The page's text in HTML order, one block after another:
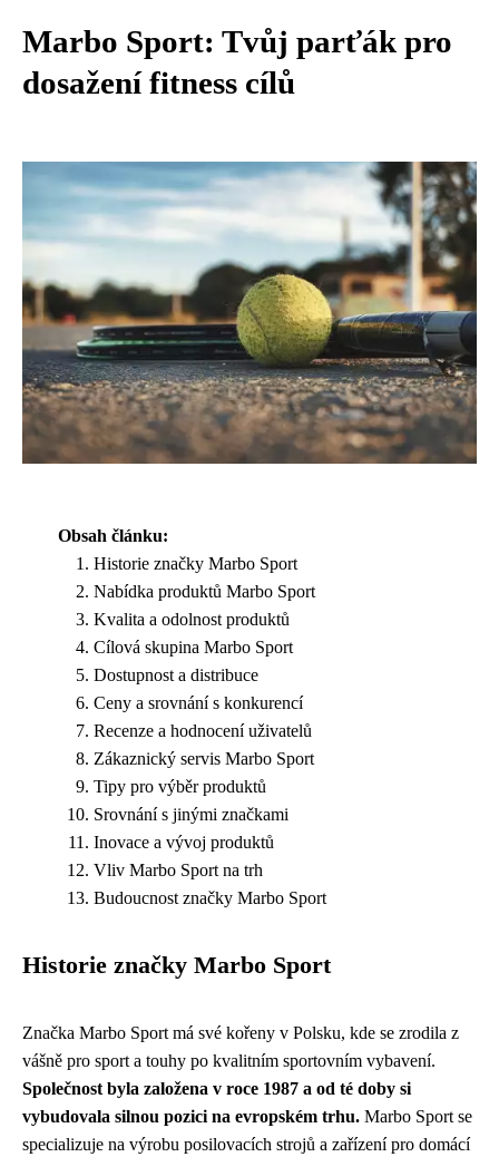
Marbo Sport: Tvůj parťák pro
dosažení fitness cílů
Obsah článku:
Historie značky Marbo Sport
Nabídka produktů Marbo Sport
Kvalita a odolnost produktů
Cílová skupina Marbo Sport
Dostupnost a distribuce
Ceny a srovnání s konkurencí
Recenze a hodnocení uživatelů
Zákaznický servis Marbo Sport
Tipy pro výběr produktů
Srovnání s jinými značkami
Inovace a vývoj produktů
Vliv Marbo Sport na trh
Budoucnost značky Marbo Sport
Historie značky Marbo Sport
Značka Marbo Sport má své kořeny v Polsku, kde se zrodila z
vášně pro sport a touhy po kvalitním sportovním vybavení.
Společnost byla založena v roce 1987 a od té doby si
vybudovala silnou pozici na evropském trhu. Marbo Sport se
specializuje na výrobu posilovacích strojů a zařízení pro domácí